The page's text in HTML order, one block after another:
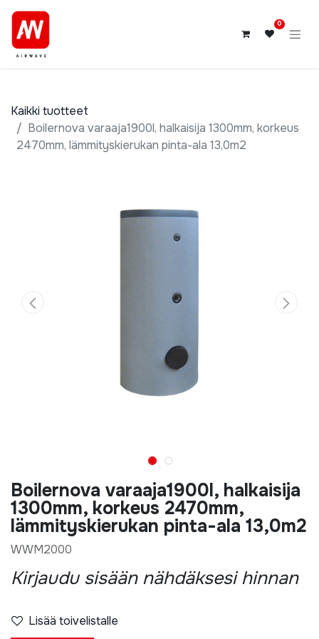
0
Kaikki tuotteet
Boilernova varaaja1900l, halkaisija 1300mm, korkeus
2470mm, lämmityskierukan pinta-ala 13,0m2
Boilernova varaaja1900l, halkaisija
1300mm, korkeus 2470mm,
lämmityskierukan pinta-ala 13,0m2
WWM2000
Kirjaudu sisään nähdäksesi hinnan
Lisää toivelistalle